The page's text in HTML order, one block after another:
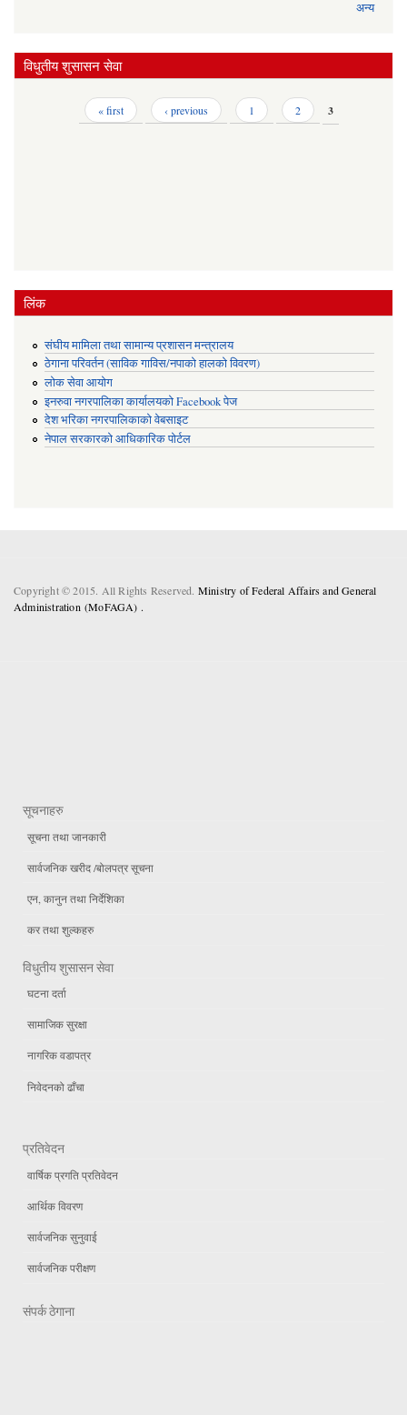
अन्य
विधुतीय शुसासन सेवा
« first ‹ previous 1 2 3
लिंक
संघीय मामिला तथा सामान्य प्रशासन मन्त्रालय
ठेगाना परिवर्तन (साविक गाविस/नपाको हालको विवरण)
लोक सेवा आयोग
इनरुवा नगरपालिका कार्यालयको Facebook पेज
देश भरिका नगरपालिकाको वेबसाइट
नेपाल सरकारको आधिकारिक पोर्टल
Copyright © 2015. All Rights Reserved. Ministry of Federal Affairs and General
Administration (MoFAGA) .
सूचनाहरु
सूचना तथा जानकारी
सार्वजनिक खरीद /बोलपत्र सूचना
एन, कानुन तथा निर्देशिका
कर तथा शुल्कहरु
विधुतीय शुसासन सेवा
घटना दर्ता
सामाजिक सुरक्षा
नागरिक वडापत्र
निवेदनको ढाँचा
प्रतिवेदन
वार्षिक प्रगति प्रतिवेदन
आर्थिक विवरण
सार्वजनिक सुनुवाई
सार्वजनिक परीक्षण
संपर्क ठेगाना